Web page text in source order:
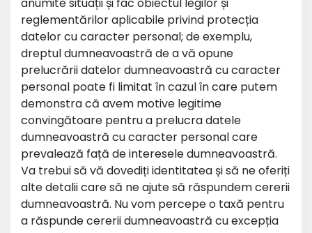
reglementărilor aplicabile privind protecția
datelor cu caracter personal; de exemplu,
dreptul dumneavoastră de a vă opune
prelucrării datelor dumneavoastră cu caracter
personal poate fi limitat în cazul în care putem
demonstra că avem motive legitime
convingătoare pentru a prelucra datele
dumneavoastră cu caracter personal care
prevalează față de interesele dumneavoastră.
Va trebui să vă dovediți identitatea și să ne oferiți
alte detalii care să ne ajute să răspundem cererii
dumneavoastră. Nu vom percepe o taxă pentru
a răspunde cererii dumneavoastră cu excepția